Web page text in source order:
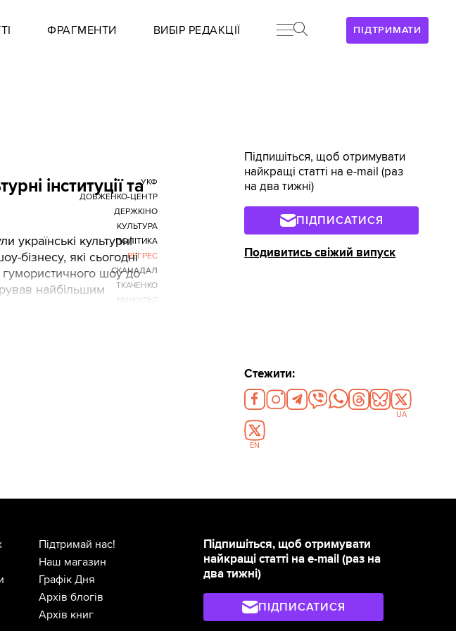
ПІДТРИМАТИ
ФРАГМЕНТИ ВИБІР РЕДАКЦІЇ
інституції та
українські культурні
бізнесу, які сьогодні
гумористичного шоу до
найбільшим
УКФ
ДОВЖЕНКО-ЦЕНТР
ДЕРЖКІНО
КУЛЬТУРА
ПОЛІТИКА
РЕГРЕС
СКАНАДАЛ
ТКАЧЕНКО
МІНКУЛЬТ
Підпишіться, щоб отримувати
найкращі статті на e-mail (раз
на два тижні)
ПІДПИСАТИСЯ
Подивитись свіжий випуск
Стежити:
UA
EN
Підпишіться, щоб отримувати
найкращі статті на e-mail (раз на
два тижні)
ПІДПИСАТИСЯ
Підтримай нас!
Наш магазин
Графік Дня
Архів блогів
Архів книг